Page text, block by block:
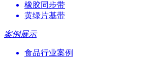
橡胶同步带
黄绿片基带
案例展示
食品行业案例